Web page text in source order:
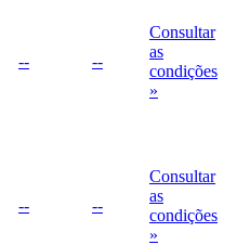
-- --
Consultar
as
condições
»
-- --
Consultar
as
condições
»